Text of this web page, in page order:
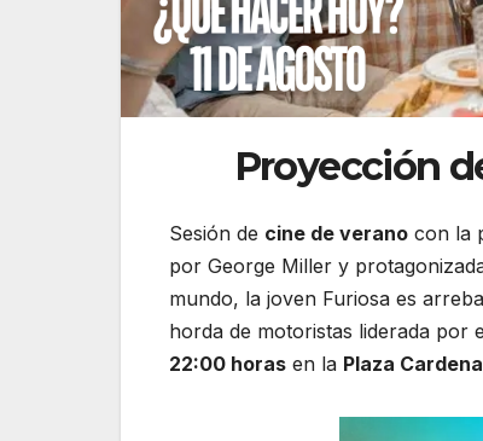
Proyección
Sesión de cine de verano con la
por George Miller y
mundo, la joven Furiosa es
horda de motoristas liderada por
22:00 horas en la Plaza